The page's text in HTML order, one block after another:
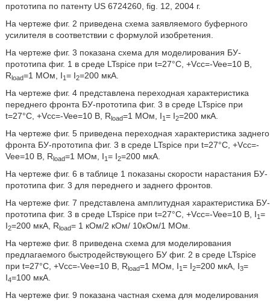
прототипа по патенту US 6724260, fig. 12, 2004 г.
На чертеже фиг. 2 приведена схема заявляемого буферного
усилителя в соответствии с формулой изобретения.
На чертеже фиг. 3 показана схема для моделирования БУ-
прототипа фиг. 1 в среде LTspice при t=27°C, +Vcc=-Vee=10 В,
Rload=1 МОм, I1= I2=200 мкА.
На чертеже фиг. 4 представлена переходная характеристика
переднего фронта БУ-прототипа фиг. 3 в среде LTspice при
t=27°C, +Vcc=-Vee=10 В, Rload=1 МОм, I1= I2=200 мкА.
На чертеже фиг. 5 приведена переходная характеристика заднего
фронта БУ-прототипа фиг. 3 в среде LTspice при t=27°C, +Vcc=-
Vee=10 В, Rload=1 МОм, I1= I2=200 мкА.
На чертеже фиг. 6 в таблице 1 показаны скорости нарастания БУ-
прототипа фиг. 3 для переднего и заднего фронтов.
На чертеже фиг. 7 представлена амплитудная характеристика БУ-
прототипа фиг. 3 в среде LTspice при t=27°C, +Vcc=-Vee=10 В, I1=
I2=200 мкА, Rload= 1 кОм/2 кОм/ 10кОм/1 МОм.
На чертеже фиг. 8 приведена схема для моделирования
предлагаемого быстродействующего БУ фиг. 2 в среде LTspice
при t=27°C, +Vcc=-Vee=10 В, Rload=1 МОм, I1= I2=200 мкА, I3=
I4=100 мкА.
На чертеже фиг. 9 показана частная схема для моделирования